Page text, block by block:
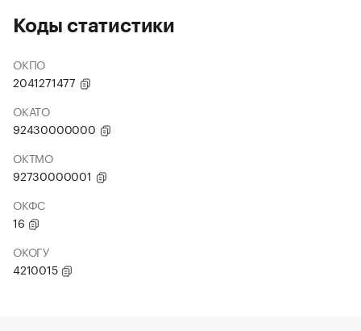
Коды статистики
ОКПО
2041271477
ОКАТО
92430000000
ОКТМО
92730000001
ОКФС
16
ОКОГУ
4210015